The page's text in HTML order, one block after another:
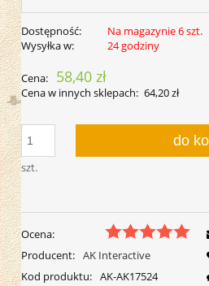
Dostępność:
Na magazynie 6 szt.
Wysyłka w:
24 godziny
Cena: 58,40 zł
Cena w innych sklepach: 64,20 zł
szt.
do
Ocena:
Producent: AK Interactive
Kod produktu: AK-AK17524